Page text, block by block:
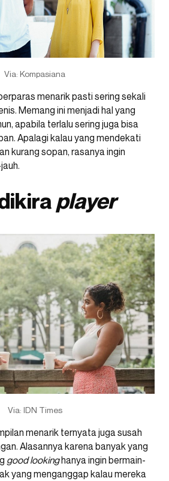
Via: Kompasiana
menarik pasti sering sekali
Memang ini menjadi hal yang
apabila terlalu sering juga bisa
Apalagi kalau yang mendekati
kurang sopan, rasanya ingin
player
Via: IDN Times
menarik ternyata juga susah
Alasannya karena banyak yang
good lookinghanya ingin bermain-
yang menganggap kalau mereka